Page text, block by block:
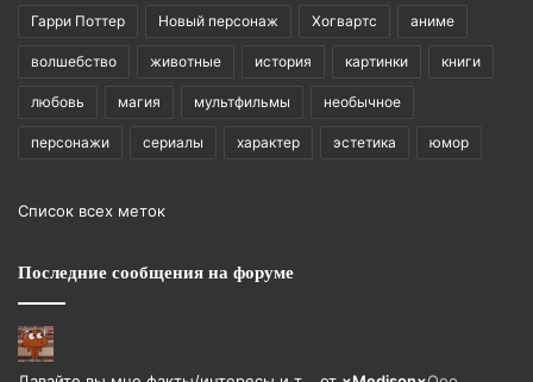
Гарри Поттер Новый персонаж Хогвартс аниме
волшебство животные история картинки книги
любовь магия мультфильмы необычное
персонажи сериалы характер эстетика юмор
Список всех меток
Последние сообщения на форуме